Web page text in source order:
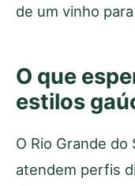
de um vinho
O que
estilos
O Rio Grande
atendem perfis